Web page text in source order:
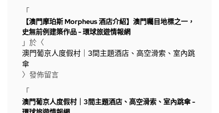
「
【澳門摩珀斯 Morpheus 酒店介紹】澳門矚目地標之一，
史無前例建築作品 - 環球旅遊情報網
」於〈
澳門葡京人度假村｜3間主題酒店、高空滑索、室內跳
傘
〉發佈留言
「
澳門葡京人度假村｜3間主題酒店、高空滑索、室內跳傘 -